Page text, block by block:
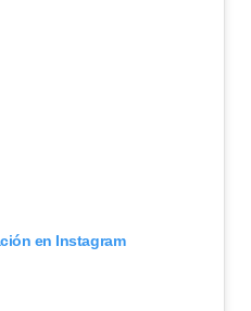
en Instagram